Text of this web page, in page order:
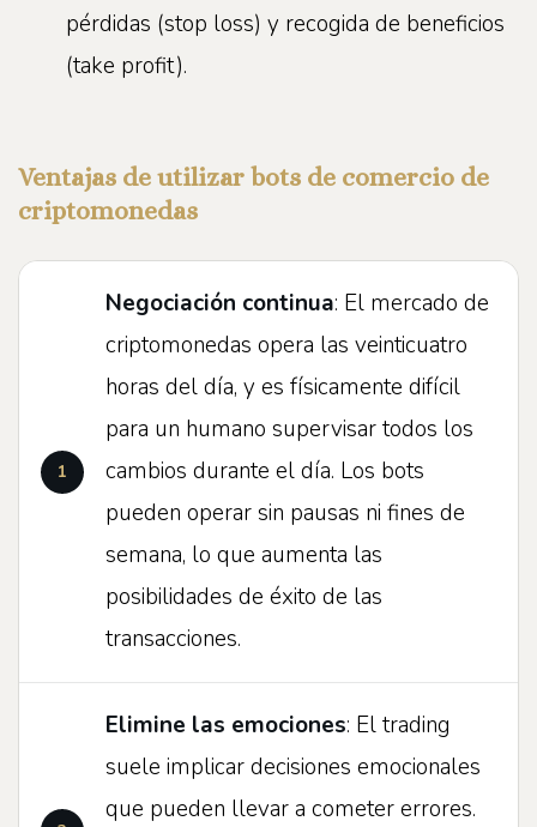
pérdidas (stop loss) y recogida de beneficios
(take profit).
Ventajas de utilizar bots de comercio de
criptomonedas
Negociación continua: El mercado de
criptomonedas opera las veinticuatro
horas del día, y es físicamente difícil
para un humano supervisar todos los
cambios durante el día. Los bots
pueden operar sin pausas ni fines de
semana, lo que aumenta las
posibilidades de éxito de las
transacciones.
Elimine las emociones: El trading
suele implicar decisiones emocionales
que pueden llevar a cometer errores.